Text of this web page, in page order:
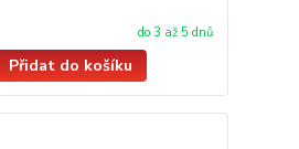
do 3 až 5 dnů
Přidat do košíku